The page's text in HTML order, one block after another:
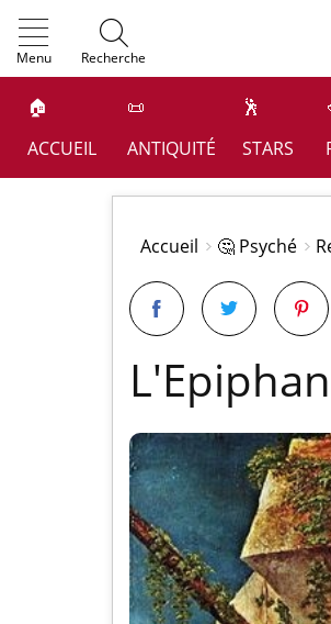
Menu Recherche
🏠
ACCUEIL
📜
ANTIQUITÉ
🕺
STARS
Accueil 🤔 Psyché